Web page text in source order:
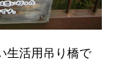
生活用吊り橋で